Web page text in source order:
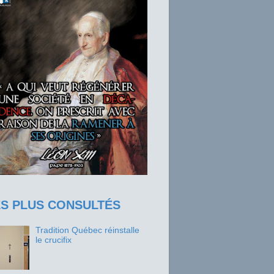
PLUS CONSULTÉS
Tradition Québec réinstalle
le crucifix